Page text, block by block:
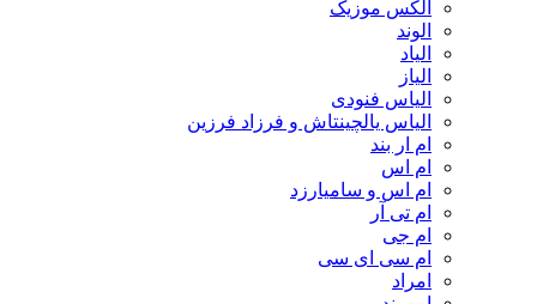
الکس موزیک
الوند
الیاد
الیاز
الیاس فنودی
الیاس یالچینتاش و فرزاد فرزین
ام‌ ار بند
ام اس
ام اس و سامیارزد
ام تی آر
ام جی
ام سی ای سی
امراد